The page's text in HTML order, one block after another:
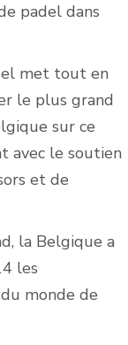
padel dans
met tout en
le plus grand
sur ce
avec le soutien
et de
la Belgique a
les
monde de